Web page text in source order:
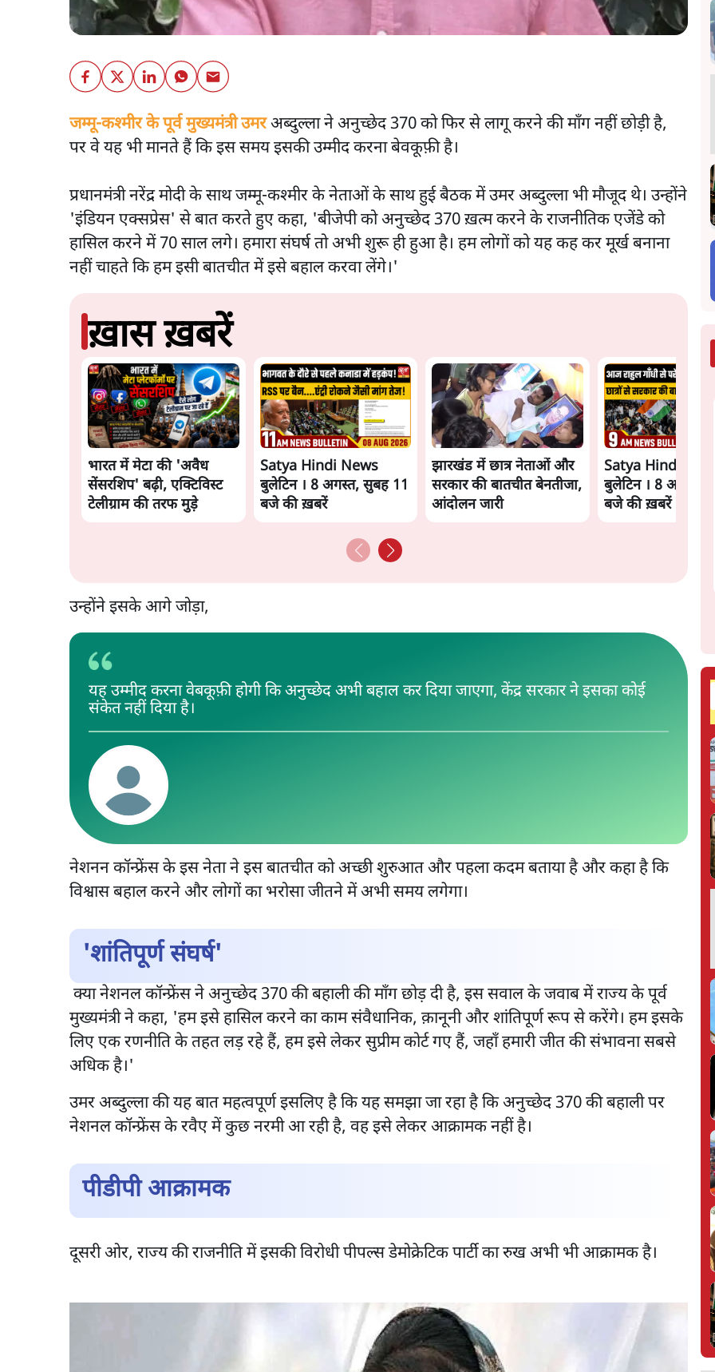
जम्मू-कश्मीर के पूर्व मुख्यमंत्री उमरअब्दुल्ला ने अनुच्छेद 370 को फिर से लागू करने की माँग नहीं छोड़ी है,
पर वे यह भी मानते हैं कि इस समय इसकी उम्मीद करना बेवकूफ़ी है।
प्रधानमंत्री नरेंद्र मोदी के साथ जम्मू-कश्मीर के नेताओं के साथ हुई बैठक में उमर अब्दुल्ला भी मौजूद थे। उन्होंने
'इंडियन एक्सप्रेस' से बात करते हुए कहा, 'बीजेपी को अनुच्छेद 370 ख़त्म करने के राजनीतिक एजेंडे को
हासिल करने में 70 साल लगे। हमारा संघर्ष तो अभी शुरू ही हुआ है। हम लोगों को यह कह कर मूर्ख बनाना
नहीं चाहते कि हम इसी बातचीत में इसे बहाल करवा लेंगे।'
ख़ास ख़बरें
भारत में मेटा की 'अवैध
सेंसरशिप' बढ़ी, एक्टिविस्ट
टेलीग्राम की तरफ मुड़े
Satya Hindi News
बुलेटिन । 8 अगस्त, सुबह 11
बजे की ख़बरें
झारखंड में छात्र नेताओं और
सरकार की बातचीत बेनतीजा,
आंदोलन जारी
Satya Hindi
बुलेटिन । 8 अगस्त,
बजे की ख़बरें
उन्होंने इसके आगे जोड़ा,
यह उम्मीद करना वेबकूफ़ी होगी कि अनुच्छेद अभी बहाल कर दिया जाएगा, केंद्र सरकार ने इसका कोई
संकेत नहीं दिया है।
नेशनन कॉन्फ्रेंस के इस नेता ने इस बातचीत को अच्छी शुरुआत और पहला कदम बताया है और कहा है कि
विश्वास बहाल करने और लोगों का भरोसा जीतने में अभी समय लगेगा।
'शांतिपूर्ण संघर्ष'
क्या नेशनल कॉन्फ्रेंस ने अनुच्छेद 370 की बहाली की माँग छोड़ दी है, इस सवाल के जवाब में राज्य के पूर्व
मुख्यमंत्री ने कहा, 'हम इसे हासिल करने का काम संवैधानिक, क़ानूनी और शांतिपूर्ण रूप से करेंगे। हम इसके
लिए एक रणनीति के तहत लड़ रहे हैं, हम इसे लेकर सुप्रीम कोर्ट गए हैं, जहाँ हमारी जीत की संभावना सबसे
अधिक है।'
उमर अब्दुल्ला की यह बात महत्वपूर्ण इसलिए है कि यह समझा जा रहा है कि अनुच्छेद 370 की बहाली पर
नेशनल कॉन्फ्रेंस के रवैए में कुछ नरमी आ रही है, वह इसे लेकर आक्रामक नहीं है।
पीडीपी आक्रामक
दूसरी ओर, राज्य की राजनीति में इसकी विरोधी पीपल्स डेमोक्रेटिक पार्टी का रुख अभी भी आक्रामक है।